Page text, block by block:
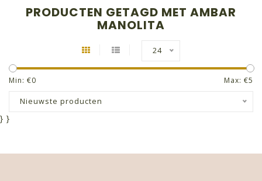
PRODUCTEN GETAGD MET AMBAR
MANOLITA
24
Min: €0 Max: €5
Nieuwste producten
} }